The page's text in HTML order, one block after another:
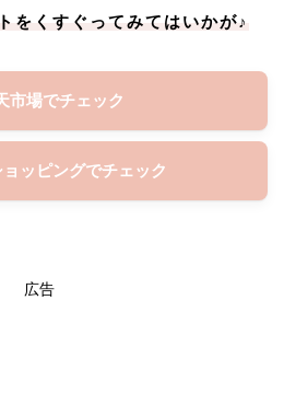
をくすぐってみてはいかが♪
市場でチェック
ッピングでチェック
広告